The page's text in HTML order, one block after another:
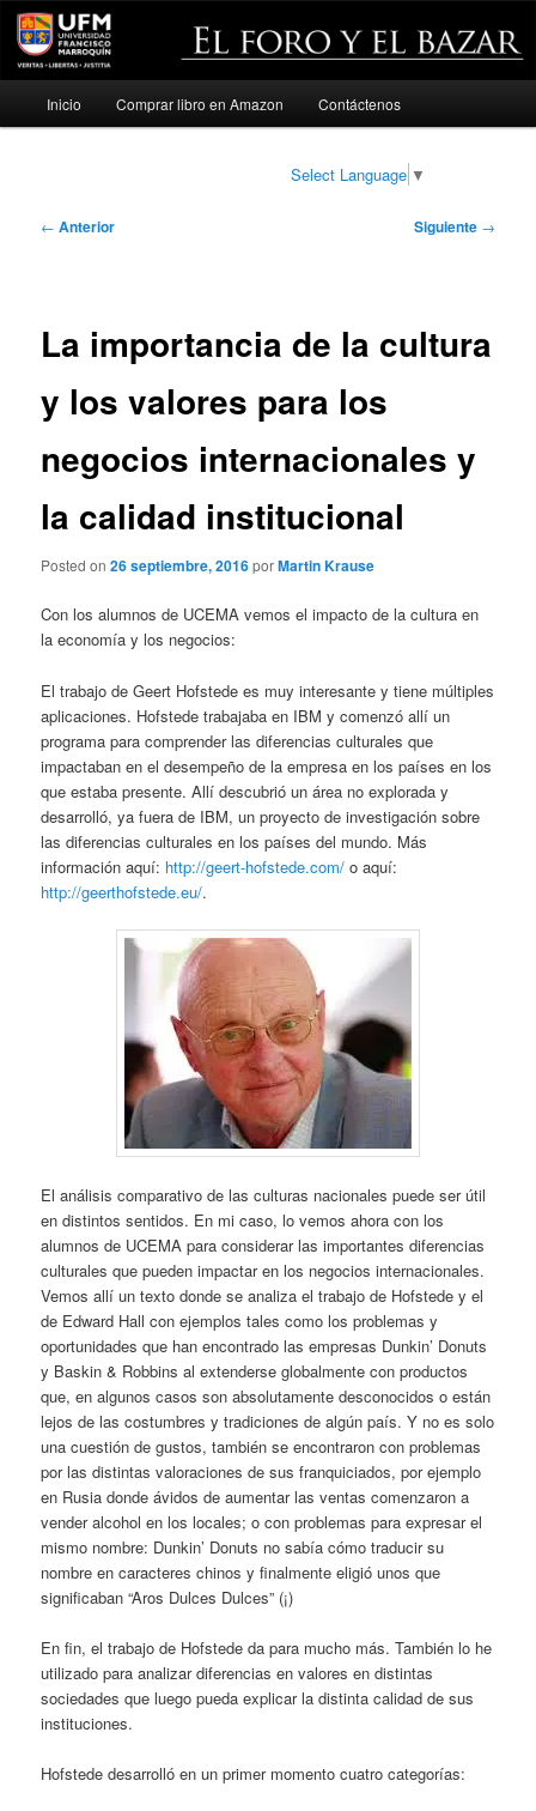
Ir
Inicio Comprar libro en Amazon Contáctenos
Select Language ▼
Navegación
← Anterior Siguiente →
La importancia de la cultura
y los valores para los
negocios internacionales y
la calidad institucional
Posted on26 septiembre, 2016porMartin Krause
Con los alumnos de UCEMA vemos el impacto de la cultura en
la economía y los negocios:
El trabajo de Geert Hofstede es muy interesante y tiene múltiples
aplicaciones. Hofstede trabajaba en IBM y comenzó allí un
programa para comprender las diferencias culturales que
impactaban en el desempeño de la empresa en los países en los
que estaba presente. Allí descubrió un área no explorada y
desarrolló, ya fuera de IBM, un proyecto de investigación sobre
las diferencias culturales en los países del mundo. Más
información aquí: http://geert-hofstede.com/ o aquí:
http://geerthofstede.eu/.
El análisis comparativo de las culturas nacionales puede ser útil
en distintos sentidos. En mi caso, lo vemos ahora con los
alumnos de UCEMA para considerar las importantes diferencias
culturales que pueden impactar en los negocios internacionales.
Vemos allí un texto donde se analiza el trabajo de Hofstede y el
de Edward Hall con ejemplos tales como los problemas y
oportunidades que han encontrado las empresas Dunkin’ Donuts
y Baskin & Robbins al extenderse globalmente con productos
que, en algunos casos son absolutamente desconocidos o están
lejos de las costumbres y tradiciones de algún país. Y no es solo
una cuestión de gustos, también se encontraron con problemas
por las distintas valoraciones de sus franquiciados, por ejemplo
en Rusia donde ávidos de aumentar las ventas comenzaron a
vender alcohol en los locales; o con problemas para expresar el
mismo nombre: Dunkin’ Donuts no sabía cómo traducir su
nombre en caracteres chinos y finalmente eligió unos que
significaban “Aros Dulces Dulces” (¡)
En fin, el trabajo de Hofstede da para mucho más. También lo he
utilizado para analizar diferencias en valores en distintas
sociedades que luego pueda explicar la distinta calidad de sus
instituciones.
Hofstede desarrolló en un primer momento cuatro categorías: